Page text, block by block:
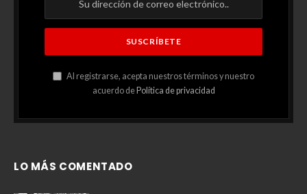
Al registrarse, acepta nuestros términos y nuestro
acuerdo de Política de privacidad
LO MÁS COMENTADO